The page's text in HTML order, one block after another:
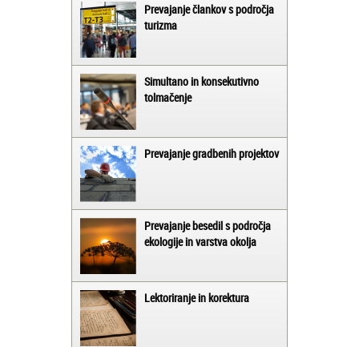
Prevajanje člankov s področja
turizma
Simultano in konsekutivno
tolmačenje
Prevajanje gradbenih projektov
Prevajanje besedil s področja
ekologije in varstva okolja
Lektoriranje in korektura